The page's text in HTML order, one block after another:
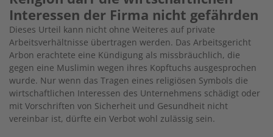
Interessen der Firma nicht gefährden
Dieses Urteil kann nicht ohne Weiteres auf private
Arbeitsverhältnisse übertragen werden. Das Arbeitsgericht
Arbon erachtete eine Kündigung als missbräuchlich, die
gegen eine Muslimin wegen ihres Kopftuchs ausgesprochen
wurde. Nur wenn das Tragen eines religiösen Symbols die
wirtschaftlichen Interessen des Unternehmens schädigt oder
mit Vorschriften von Sicherheit und Gesundheit nicht
vereinbar ist, dürfte ein Verbot wohl zulässig sein.